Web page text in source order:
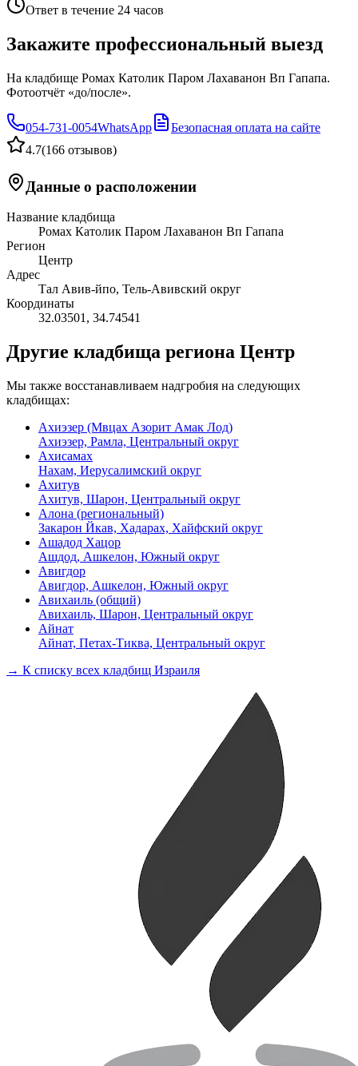
Ответ в течение 24 часов
Закажите профессиональный выезд
На кладбище Ромах Католик Паром Лахаванон Вп Гапапа.
Фотоотчёт «до/после».
054-731-0054WhatsApp
Безопасная оплата на сайте
4.7(166 отзывов)
Данные о расположении
Название кладбища
Ромах Католик Паром Лахаванон Вп Гапапа
Регион
Центр
Адрес
Тал Авив-йпо, Тель-Авивский округ
Координаты
32.03501 , 34.74541
Другие кладбища региона Центр
Мы также восстанавливаем надгробия на следующих
кладбищах:
Ахиэзер (Мвцах Азорит Амак Лод)
Ахиэзер, Рамла, Центральный округ
Ахисамах
Нахам, Иерусалимский округ
Ахитув
Ахитув, Шарон, Центральный округ
Алона (региональный)
Закарон Йкав, Хадарах, Хайфский округ
Ашадод Хацор
Ашдод, Ашкелон, Южный округ
Авигдор
Авигдор, Ашкелон, Южный округ
Авихаиль (общий)
Авихаиль, Шарон, Центральный округ
Айнат
Айнат, Петах-Тиква, Центральный округ
→ К списку всех кладбищ Израиля